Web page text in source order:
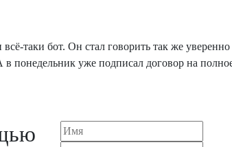
бот. Он стал говорить так же
в понедельник уже подписал договор на